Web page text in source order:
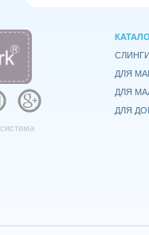
СЛИНГИ
ДЛЯ
ДЛЯ
ДЛЯ